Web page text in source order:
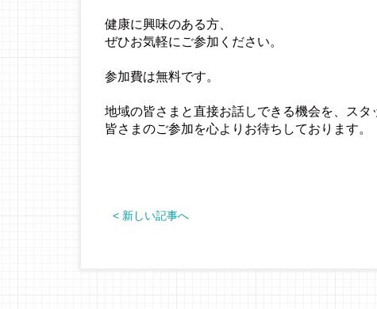
健康に興味のある方、
ぜひお気軽にご参加ください。
参加費は無料です。
地域の皆さまと直接お話しできる機会を、スタ
皆さまのご参加を心よりお待ちしております。
< 新しい記事へ